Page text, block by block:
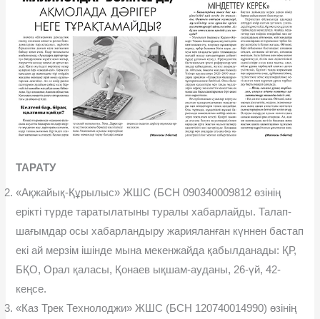
ТАРАТУ
«Ақжайық-Құрылыс» ЖШС (БСН 090340009812 өзінің
ерікті түрде таратылатыны туралы хабарлайды. Талап-
шағымдар осы хабарландыру жарияланған күннен бастап
екі ай мерзім ішінде мына мекенжайда қабылданады: ҚР,
БҚО, Орал қаласы, Қонаев ықшам-ауданы, 26-үй, 42-
кеңсе.
«Каз Трек Технолоджи» ЖШС (БСН 120740014990) өзінің